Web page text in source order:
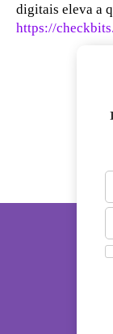
digitais eleva a
https://